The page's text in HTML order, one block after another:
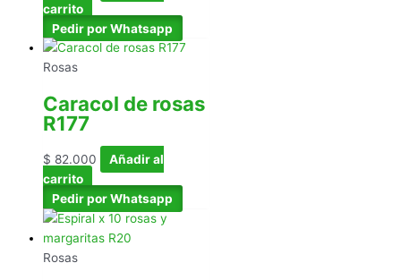
carrito
Pedir por Whatsapp
Rosas
Caracol de rosas
R177
$ 82.000
Añadir al
carrito
Pedir por Whatsapp
Rosas